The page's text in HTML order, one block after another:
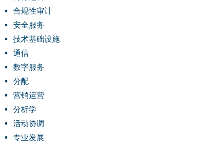
合规性审计
安全服务
技术基础设施
通信
数字服务
分配
营销运营
分析学
活动协调
专业发展